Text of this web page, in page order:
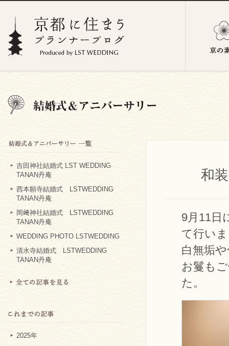
吉田神社結婚式 LST WEDDING
TANAN丹庵
西本願寺結婚式 LSTWEDDING
TANAN丹庵
岡﨑神社結婚式 LSTWEDDING
TANAN丹庵
WEDDING PHOTO LSTWEDDING
清水寺結婚式 LSTWEDDING
TANAN丹庵
2025年
和
9月11日
て行い
白無垢
お鬘も
た。